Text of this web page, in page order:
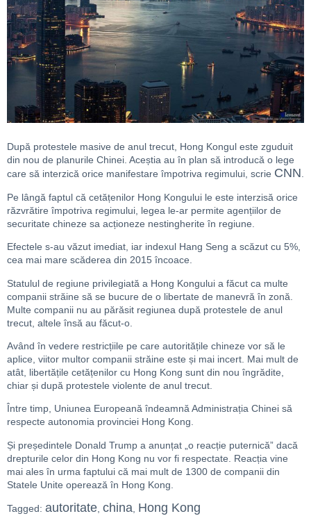
După protestele masive de anul trecut, Hong Kongul este zguduit
din nou de planurile Chinei. Aceștia au în plan să introducă o lege
care să interzică orice manifestare împotriva regimului, scrie CNN.
Pe lângă faptul că cetățenilor Hong Kongului le este interzisă orice
răzvrătire împotriva regimului, legea le-ar permite agențiilor de
securitate chineze sa acționeze nestingherite în regiune.
Efectele s-au văzut imediat, iar indexul Hang Seng a scăzut cu 5%,
cea mai mare scăderea din 2015 încoace.
Statulul de regiune privilegiată a Hong Kongului a făcut ca multe
companii străine să se bucure de o libertate de manevră în zonă.
Multe companii nu au părăsit regiunea după protestele de anul
trecut, altele însă au făcut-o.
Având în vedere restricțiile pe care autoritățile chineze vor să le
aplice, viitor multor companii străine este și mai incert. Mai mult de
atât, libertățile cetățenilor cu Hong Kong sunt din nou îngrădite,
chiar și după protestele violente de anul trecut.
Între timp, Uniunea Europeană îndeamnă Administrația Chinei să
respecte autonomia provinciei Hong Kong.
Și președintele Donald Trump a anunțat „o reacție puternică” dacă
drepturile celor din Hong Kong nu vor fi respectate. Reacția vine
mai ales în urma faptului că mai mult de 1300 de companii din
Statele Unite operează în Hong Kong.
Tagged: autoritate china Hong Kong